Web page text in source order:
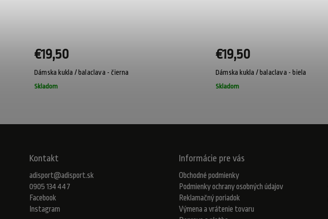
Dámska kukla / balaclava - čierna
Skladom
€19,50
Dámska kukla / balaclava - biela
Skladom
€19,50
Kontakt
adisport@adisport.sk
0905 134 447
Facebook
Instagram
Informácie pre vás
Obchodné podmienky
Podmienky ochrany osobných údajov
Reklamačný poriadok
Výmena a vrátenie tovaru